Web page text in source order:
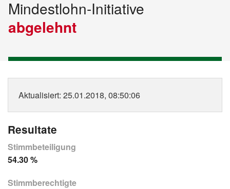
Mindestlohn-Initiative
abgelehnt
Aktualisiert: 25.01.2018, 08:50:06
Resultate
Stimmbeteiligung
54.30 %
Stimmberechtigte